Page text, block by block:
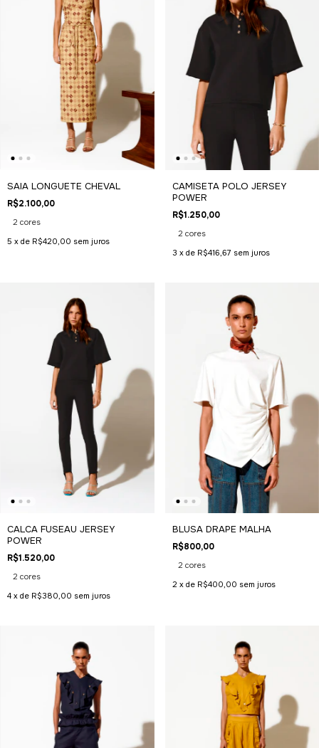
SAIA LONGUETE CHEVAL
R$2.100,00
2 cores
5 x de R$420,00 sem juros
CAMISETA POLO JERSEY
POWER
R$1.250,00
2 cores
3 x de R$416,67 sem juros
CALCA FUSEAU JERSEY
POWER
R$1.520,00
2 cores
4 x de R$380,00 sem juros
BLUSA DRAPE MALHA
R$800,00
2 cores
2 x de R$400,00 sem juros